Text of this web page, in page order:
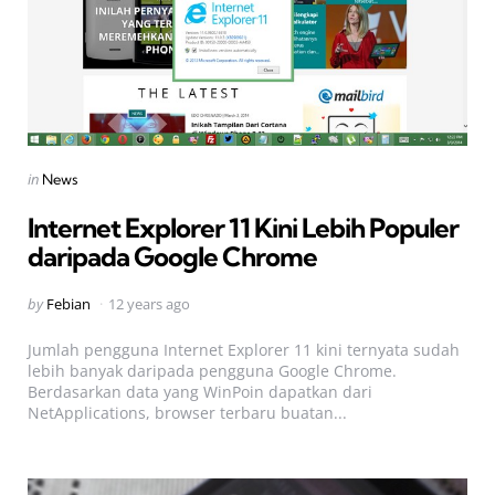
Categories
Posted
in News
Internet Explorer 11 Kini Lebih Populer
daripada Google Chrome
Posted
by Febian 12 years ago
Jumlah pengguna Internet Explorer 11 kini ternyata sudah
lebih banyak daripada pengguna Google Chrome.
Berdasarkan data yang WinPoin dapatkan dari
NetApplications, browser terbaru buatan...